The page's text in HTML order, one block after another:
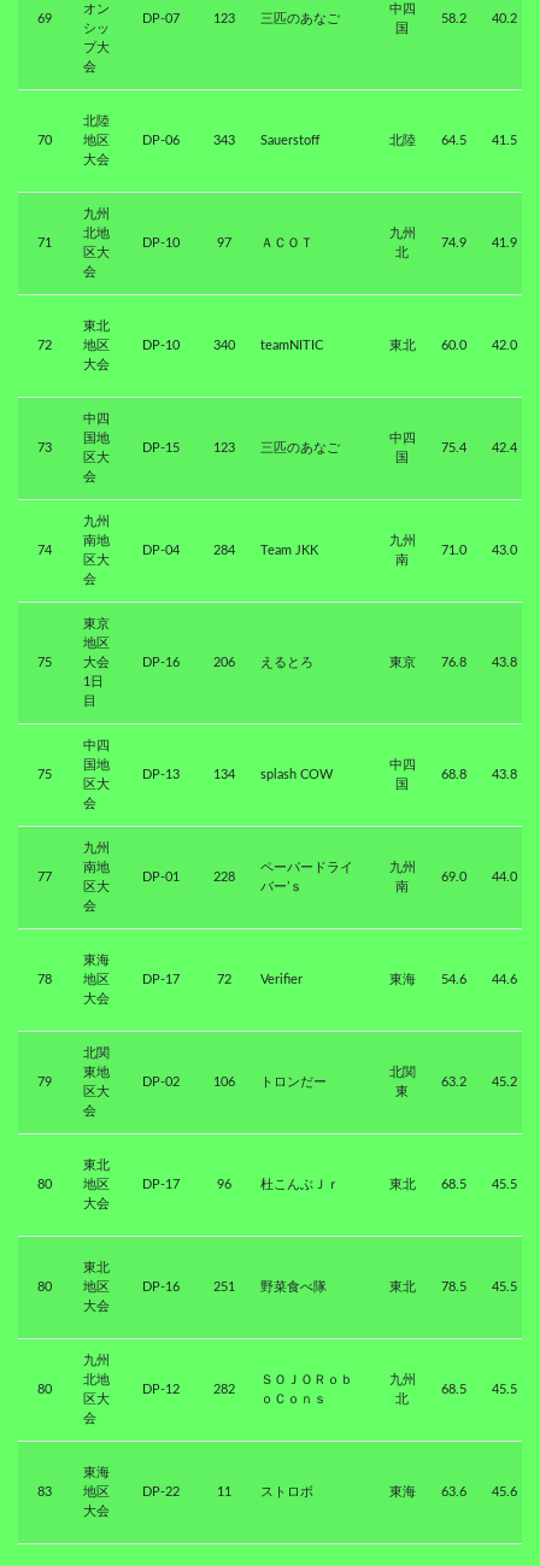
69
オン
シッ
プ大
会
DP-07 123 三匹のあなご
中四
国
58.2 40.2
70
北陸
地区
大会
DP-06 343 Sauerstoff 北陸 64.5 41.5
71
九州
北地
区大
会
DP-10 97 ＡＣＯＴ
九州
北
74.9 41.9
72
東北
地区
大会
DP-10 340 teamNITIC 東北 60.0 42.0
73
中四
国地
区大
会
DP-15 123 三匹のあなご
中四
国
75.4 42.4
74
九州
南地
区大
会
DP-04 284 Team JKK
九州
南
71.0 43.0
75
東京
地区
大会
1日
目
DP-16 206 えるとろ 東京 76.8 43.8
75
中四
国地
区大
会
DP-13 134 splash COW
中四
国
68.8 43.8
77
九州
南地
区大
会
DP-01 228
ペーパードライ
バー’ｓ
九州
南
69.0 44.0
78
東海
地区
大会
DP-17 72 Verifier 東海 54.6 44.6
79
北関
東地
区大
会
DP-02 106 トロンだー
北関
東
63.2 45.2
80
東北
地区
大会
DP-17 96 杜こんぶＪｒ 東北 68.5 45.5
80
東北
地区
大会
DP-16 251 野菜食べ隊 東北 78.5 45.5
80
九州
北地
区大
会
DP-12 282
ＳＯＪＯＲｏｂ
ｏＣｏｎｓ
九州
北
68.5 45.5
83
東海
地区
大会
DP-22 11 ストロボ 東海 63.6 45.6